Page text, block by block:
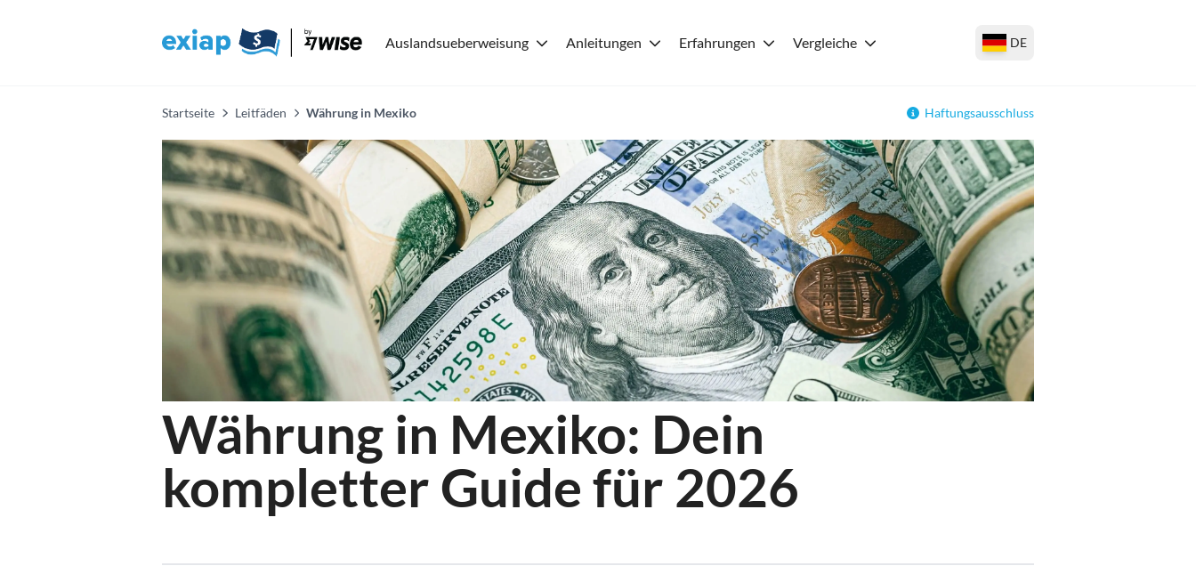
Auslandsueberweisung Anleitungen Erfahrungen Vergleiche DE
Startseite Leitfäden Währung in Mexiko Haftungsausschluss
Währung in Mexiko: Dein
kompletter Guide für 2026